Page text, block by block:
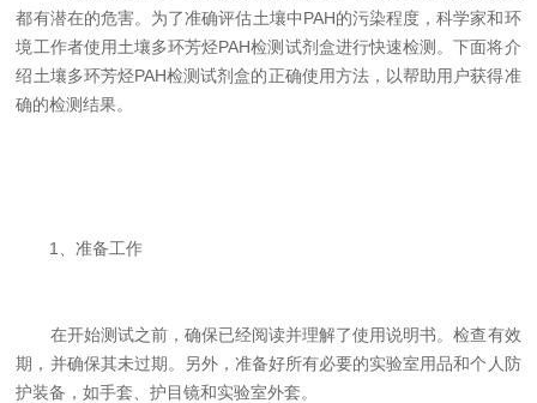
都有潜在的危害。为了准确评估土壤中PAH的污染程度，科学家和环
境工作者使用土壤多环芳烃PAH检测试剂盒进行快速检测。下面将介
绍土壤多环芳烃PAH检测试剂盒的正确使用方法，以帮助用户获得准
确的检测结果。
1、准备工作
在开始测试之前，确保已经阅读并理解了使用说明书。检查有效
期，并确保其未过期。另外，准备好所有必要的实验室用品和个人防
护装备，如手套、护目镜和实验室外套。